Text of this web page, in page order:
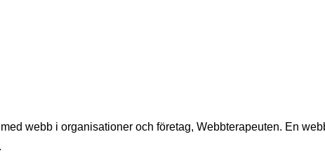
webb i organisationer och företag, Webbterapeuten. En